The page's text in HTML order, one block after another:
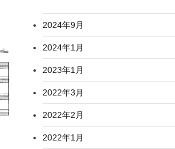
2024年9月
2024年1月
2023年1月
2022年3月
2022年2月
2022年1月